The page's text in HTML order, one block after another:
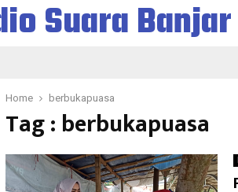
Suara Banjar
Home berbukapuasa
Tag : berbukapuasa